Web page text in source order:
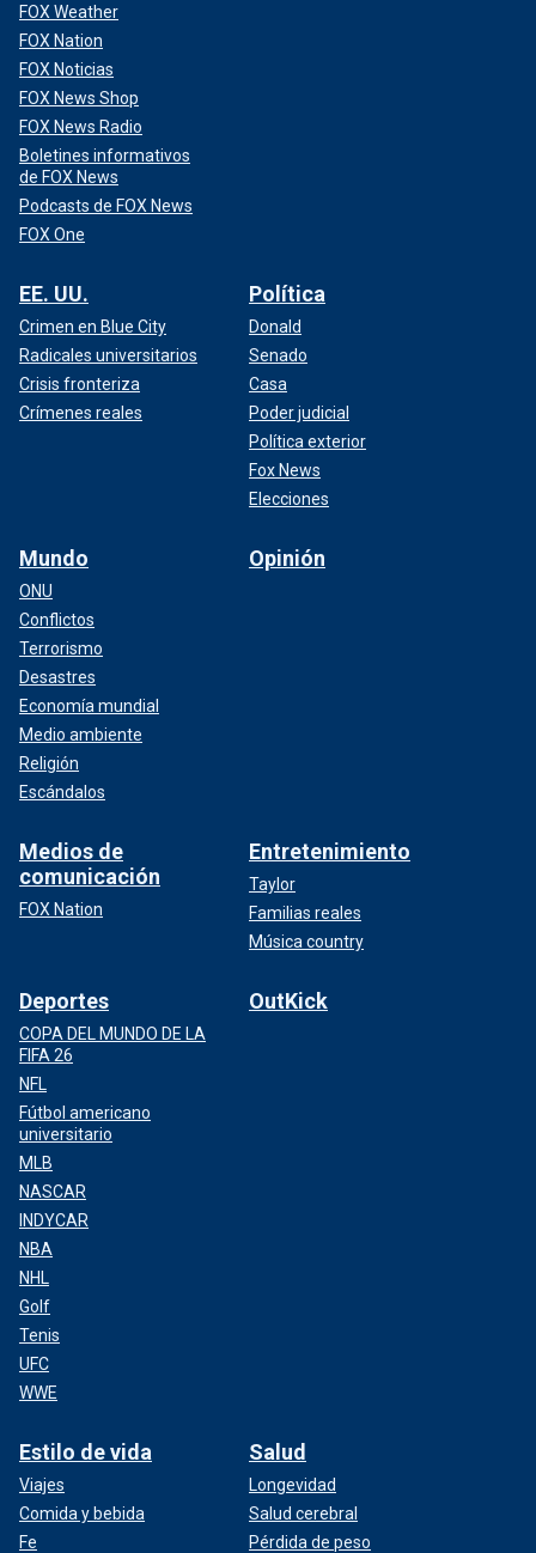
FOX Weather
FOX Nation
FOX Noticias
FOX News Shop
FOX News Radio
Boletines informativos
de FOX News
Podcasts de FOX News
FOX One
EE. UU.
Crimen en Blue City
Radicales universitarios
Crisis fronteriza
Crímenes reales
Política
Donald
Senado
Casa
Poder judicial
Política exterior
Fox News
Elecciones
Mundo
ONU
Conflictos
Terrorismo
Desastres
Economía mundial
Medio ambiente
Religión
Escándalos
Opinión
Medios de
comunicación
FOX Nation
Entretenimiento
Taylor
Familias reales
Música country
Deportes
COPA DEL MUNDO DE LA
FIFA 26
NFL
Fútbol americano
universitario
MLB
NASCAR
INDYCAR
NBA
NHL
Golf
Tenis
UFC
WWE
OutKick
Estilo de vida
Viajes
Comida y bebida
Fe
Salud
Longevidad
Salud cerebral
Pérdida de peso